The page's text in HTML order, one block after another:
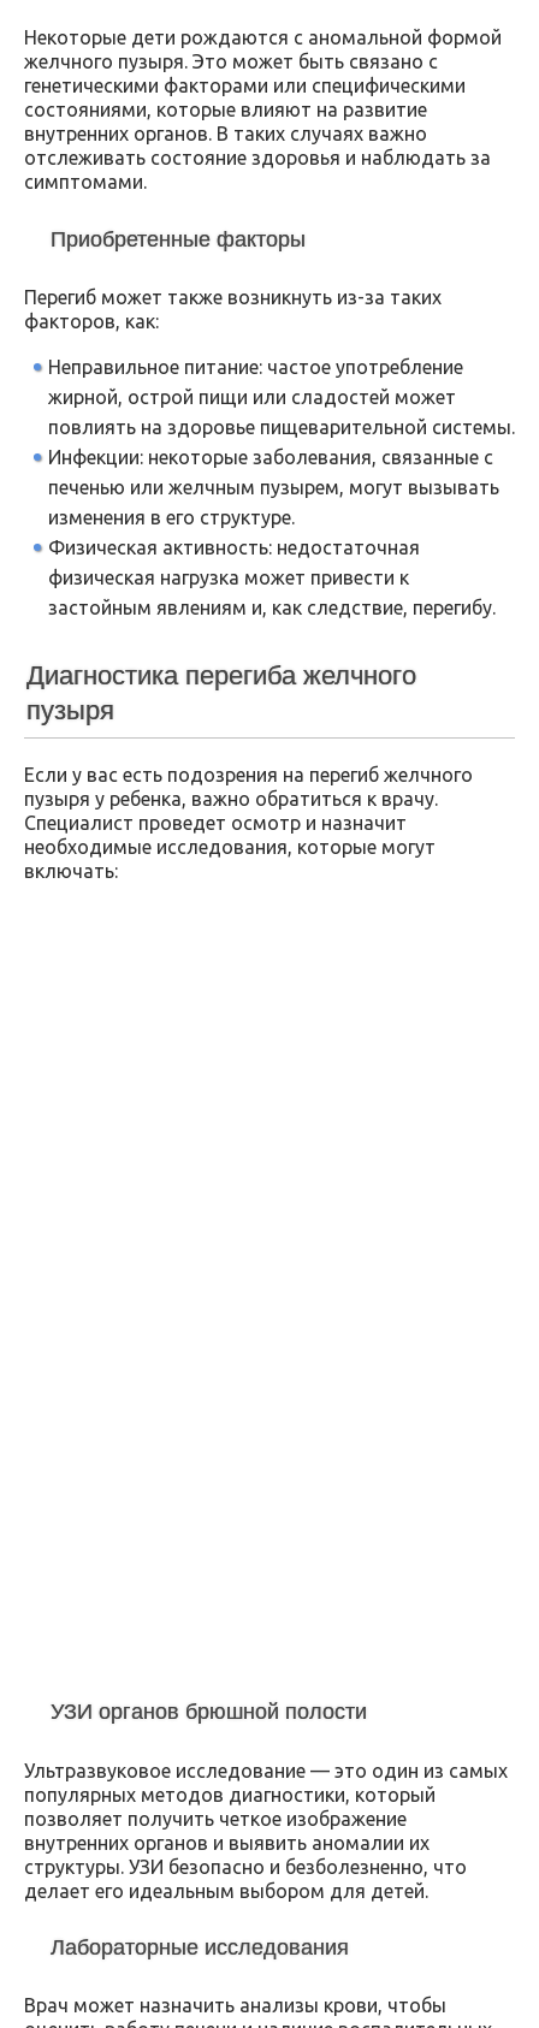
Некоторые дети рождаются с аномальной формой
желчного пузыря. Это может быть связано с
генетическими факторами или специфическими
состояниями, которые влияют на развитие
внутренних органов. В таких случаях важно
отслеживать состояние здоровья и наблюдать за
симптомами.
Приобретенные факторы
Перегиб может также возникнуть из-за таких
факторов, как:
Неправильное питание: частое употребление
жирной, острой пищи или сладостей может
повлиять на здоровье пищеварительной системы.
Инфекции: некоторые заболевания, связанные с
печенью или желчным пузырем, могут вызывать
изменения в его структуре.
Физическая активность: недостаточная
физическая нагрузка может привести к
застойным явлениям и, как следствие, перегибу.
Диагностика перегиба желчного
пузыря
Если у вас есть подозрения на перегиб желчного
пузыря у ребенка, важно обратиться к врачу.
Специалист проведет осмотр и назначит
необходимые исследования, которые могут
включать:
УЗИ органов брюшной полости
Ультразвуковое исследование — это один из самых
популярных методов диагностики, который
позволяет получить четкое изображение
внутренних органов и выявить аномалии их
структуры. УЗИ безопасно и безболезненно, что
делает его идеальным выбором для детей.
Лабораторные исследования
Врач может назначить анализы крови, чтобы